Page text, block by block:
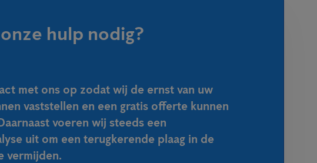
hulp nodig?
met ons op zodat wij de ernst van uw
vaststellen en een gratis offerte kunnen
voeren wij steeds een
uit om een terugkerende plaag in de
vermijden.